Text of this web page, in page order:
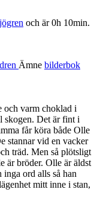
och är 0h 10min.
Ämne bilderbok
och varm choklad i
skogen. Det är fint i
får köra både Olle
stannar vid en vacker
träd. Men så plötsligt
är bröder. Olle är äldst
inga ord alls så han
mitt inne i stan,